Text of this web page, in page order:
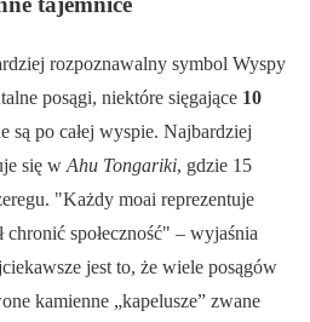
rozpoznawalny symbol Wyspy
posągi, niektóre sięgające 10
są po całej wyspie. Najbardziej
się w Ahu Tongariki, gdzie 15
Każdy moai reprezentuje
społeczność
– wyjaśnia
jest to, że wiele posągów
kamienne „kapelusze” zwane